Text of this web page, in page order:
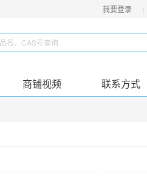
我要登录
商铺视频 联系方式